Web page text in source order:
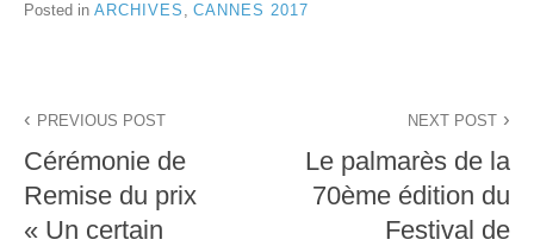
Posted in ARCHIVES CANNES 2017
de
l’article
PREVIOUS POST
Cérémonie de
Remise du prix
« Un certain
NEXT POST
Le palmarès de la
70ème édition du
Festival de